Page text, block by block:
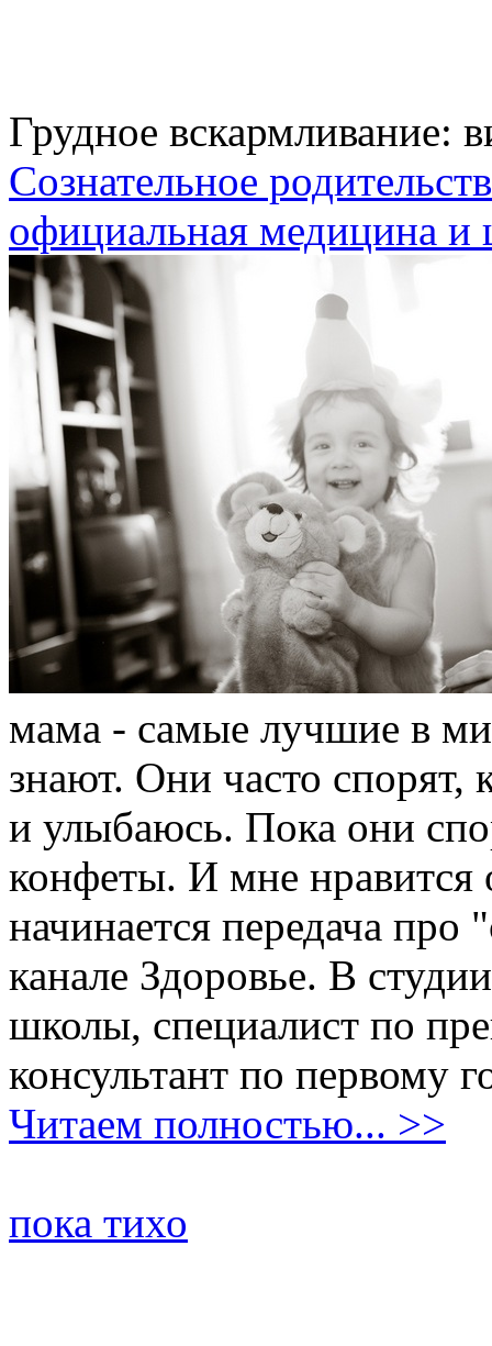
Грудное вскармливание:
Сознательное
официальная медицина
мама - самые лучшие в
знают. Они часто спорят,
и улыбаюсь. Пока они
конфеты. И мне нравится
начинается передача про
канале Здоровье. В
школы, специалист по
консультант по первому
Читаем полностью... >>
пока тихо